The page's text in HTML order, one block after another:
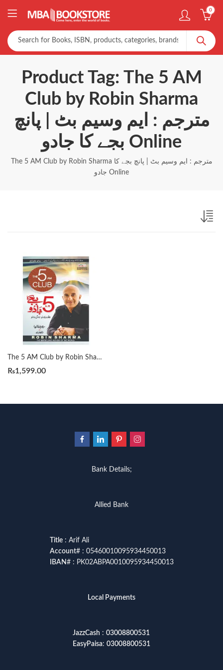
0
Product Tag: The 5 AM
Club by Robin Sharma
مترجم : ایم وسیم بٹ | پانچ
بجے کا جادو Online
The 5 AM Club by Robin Sharma مترجم : ایم وسیم بٹ | پانچ بجے کا
جادو Online
The 5 AM Club by Robin Sharma مترجم : ایم وسیم بٹ | پانچ بجے کا جادو
₨1,599.00
Bank Details;
Allied Bank
Title: Arif Ali
Account# : 05460010095934450013
IBAN# : PK02ABPA0010095934450013
Local Payments
JazzCash : 03008800531
EasyPaisa: 03008800531